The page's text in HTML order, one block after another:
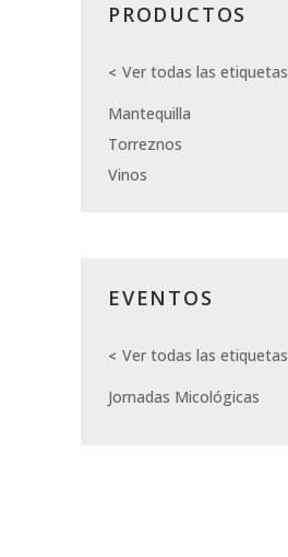
PRODUCTOS
Ver todas las etiquetas
Mantequilla
Torreznos
Vinos
EVENTOS
Ver todas las etiquetas
Jornadas Micológicas